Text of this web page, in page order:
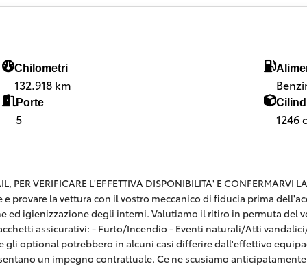
Chilometri
132.918 km
Porte
5
1246
PER VERIFICARE L'EFFETTIVA DISPONIBILITA' E CONFERMARVI
provare la vettura con il vostro meccanico di fiducia prima
ed igienizzazione degli interni. Valutiamo il ritiro in permuta del
assicurativi: - Furto/Incendio - Eventi naturali/Atti
gli optional potrebbero in alcuni casi differire dall'effettivo
un impegno contrattuale. Ce ne scusiamo